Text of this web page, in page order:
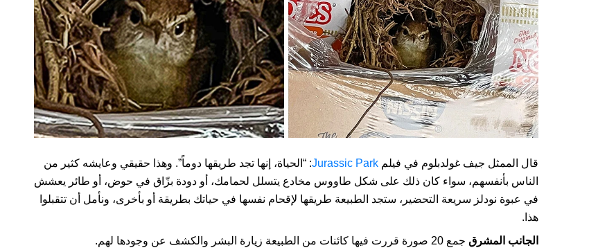
قال الممثل جيف غولدبلوم في فيلم Jurassic Park: “الحياة، إنها تجد طريقها دوماً”. وهذا حقيقي وعايشه كثير من
الناس بأنفسهم، سواء كان ذلك على شكل طاووس مخادع يتسلل لحمامك، أو دودة بزّاق في حوض، أو طائر يعشش
في عبوة نودلز سريعة التحضير، ستجد الطبيعة طريقها لإقحام نفسها في حياتك بطريقة أو بأخرى، ونأمل أن تتقبلوا
هذا.
الجانب المشرق جمع 20 صورة قررت فيها كائنات من الطبيعة زيارة البشر والكشف عن وجودها لهم.